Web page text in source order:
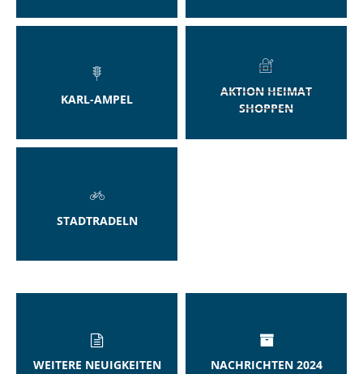
KARL-AMPEL
AKTION HEIMAT
SHOPPEN
STADTRADELN
WEITERE NEUIGKEITEN NACHRICHTEN 2024